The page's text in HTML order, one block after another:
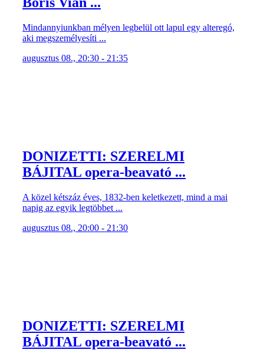
Mindannyiunkban mélyen legbelül ott lapul egy alteregó,
aki megszemélyesíti ...
augusztus 08., 20:30 - 21:35
DONIZETTI: SZERELMI
BÁJITAL opera-beavató ...
A közel kétszáz éves, 1832-ben keletkezett, mind a mai
napig az egyik legtöbbet ...
augusztus 08., 20:00 - 21:30
DONIZETTI: SZERELMI
BÁJITAL opera-beavató ...